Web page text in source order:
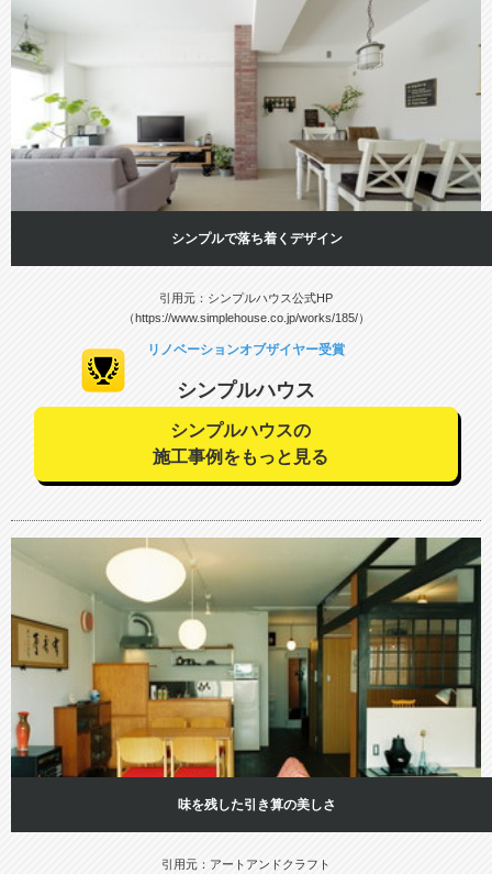
シンプルで落ち着くデザイン
引用元：シンプルハウス公式HP
（https://www.simplehouse.co.jp/works/185/）
リノベーションオブザイヤー受賞
シンプルハウス
シンプルハウスの
施工事例をもっと見る
味を残した引き算の美しさ
引用元：アートアンドクラフト